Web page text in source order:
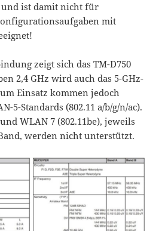
und ist damit nicht für
mit
zeigt sich das TM-D750
2,4 GHz wird auch das 5-GHz-
Einsatz kommen jedoch
5-Standards (802.11 a/b/g/n/ac).
WLAN 7 (802.11be), jeweils
werden nicht unterstützt.